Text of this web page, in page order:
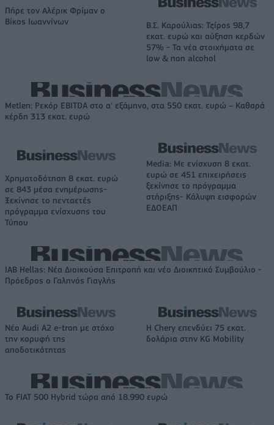
Πήρε τον Αλέρικ Φρίμαν ο
Βίκος Ιωαννίνων
Β.Σ. Καρούλιας: Τζίρος 98,7
εκατ. ευρώ και αύξηση κερδών
57% - Τα νέα στοιχήματα σε
low & non alcohol
Metlen: Ρεκόρ EBITDA στο α' εξάμηνο, στα 550 εκατ. ευρώ – Καθαρά
κέρδη 313 εκατ. ευρώ
Χρηματοδότηση 8 εκατ. ευρώ
σε 843 μέσα ενημέρωσης-
Ξεκίνησε το πενταετές
πρόγραμμα ενίσχυσης του
Τύπου
Media: Με ενίσχυση 8 εκατ.
ευρώ σε 451 επιχειρήσεις
ξεκίνησε το πρόγραμμα
στήριξης- Κάλυψη εισφορών
ΕΔΟΕΑΠ
IAB Hellas: Νέα Διοικούσα Επιτροπή και νέο Διοικητικό Συμβούλιο -
Πρόεδρος ο Γαληνός Γιαγλής
Νέο Audi A2 e-tron με στόχο
την κορυφή της
αποδοτικότητας
Η Chery επενδύει 75 εκατ.
δολάρια στην KG Mobility
Το FIAT 500 Hybrid τώρα από 18.990 ευρώ